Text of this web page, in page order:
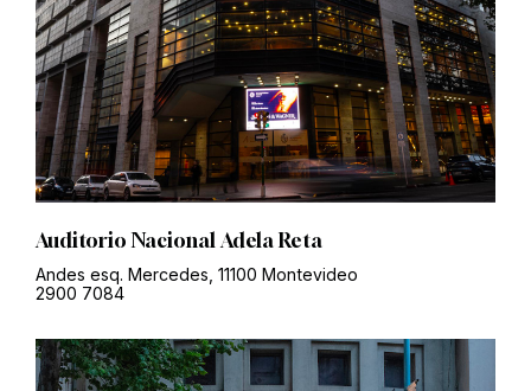
Auditorio Nacional Adela Reta
Andes esq. Mercedes, 11100 Montevideo
2900 7084